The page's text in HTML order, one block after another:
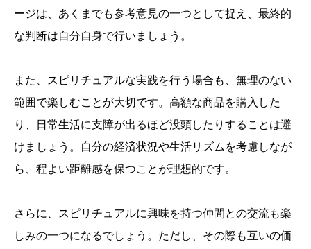
ージは、あくまでも参考意見の一つとして捉え、最終的
な判断は自分自身で行いましょう。
また、スピリチュアルな実践を行う場合も、無理のない
範囲で楽しむことが大切です。高額な商品を購入した
り、日常生活に支障が出るほど没頭したりすることは避
けましょう。自分の経済状況や生活リズムを考慮しなが
ら、程よい距離感を保つことが理想的です。
さらに、スピリチュアルに興味を持つ仲間との交流も楽
しみの一つになるでしょう。ただし、その際も互いの価